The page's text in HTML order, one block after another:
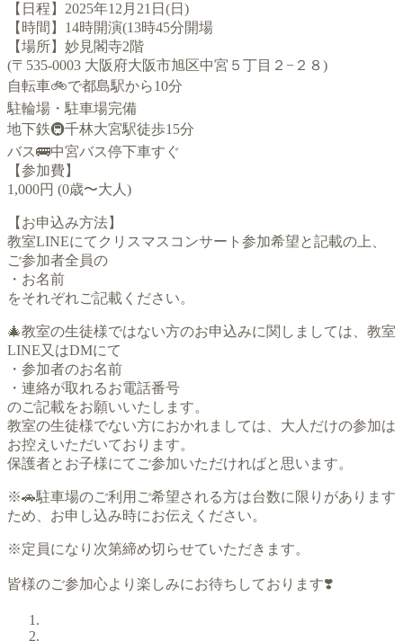
【日程】2025年12月21日(日)
【時間】14時開演(13時45分開場
【場所】妙見閣寺2階
(〒535-0003 大阪府大阪市旭区中宮５丁目２−２８)
自転車🚲で都島駅から10分
駐輪場・駐車場完備
地下鉄🚇千林大宮駅徒歩15分
バス🚌中宮バス停下車すぐ
【参加費】
1,000円 (0歳〜大人)
【お申込み方法】
教室LINEにてクリスマスコンサート参加希望と記載の上、
ご参加者全員の
・お名前
をそれぞれご記載ください。
🎄教室の生徒様ではない方のお申込みに関しましては、教室
LINE又はDMにて
・参加者のお名前
・連絡が取れるお電話番号
のご記載をお願いいたします。
教室の生徒様でない方におかれましては、大人だけの参加は
お控えいただいております。
保護者とお子様にてご参加いただければと思います。
※🚗駐車場のご利用ご希望される方は台数に限りがあります
ため、お申し込み時にお伝えください。
※定員になり次第締め切らせていただきます。
皆様のご参加心より楽しみにお待ちしております❣️